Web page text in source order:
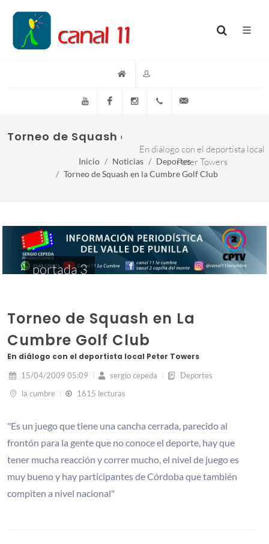
YouTube FacebookInstagram(+54)(9)3548-576073
Torneo de Squash en La Cumbre Golf Club
En diálogo con el deportista local
Peter Towers
Inicio Noticias
Deportes
Torneo de Squash en la Cumbre Golf Club
portada 3
Torneo de Squash en La
Cumbre Golf Club
En diálogo con el deportista local Peter Towers
15/04/2009 05:09 sergio cepeda
Deportes
la cumbre
1615 lecturas
"Es un juego que tiene una cancha cerrada, parecido al
frontón para la gente que no conoce el deporte, hay que
tener mucha reacción y correr mucho, el nivel de juego es
muy bueno y hay participantes de Córdoba que también
compiten a nivel nacional"